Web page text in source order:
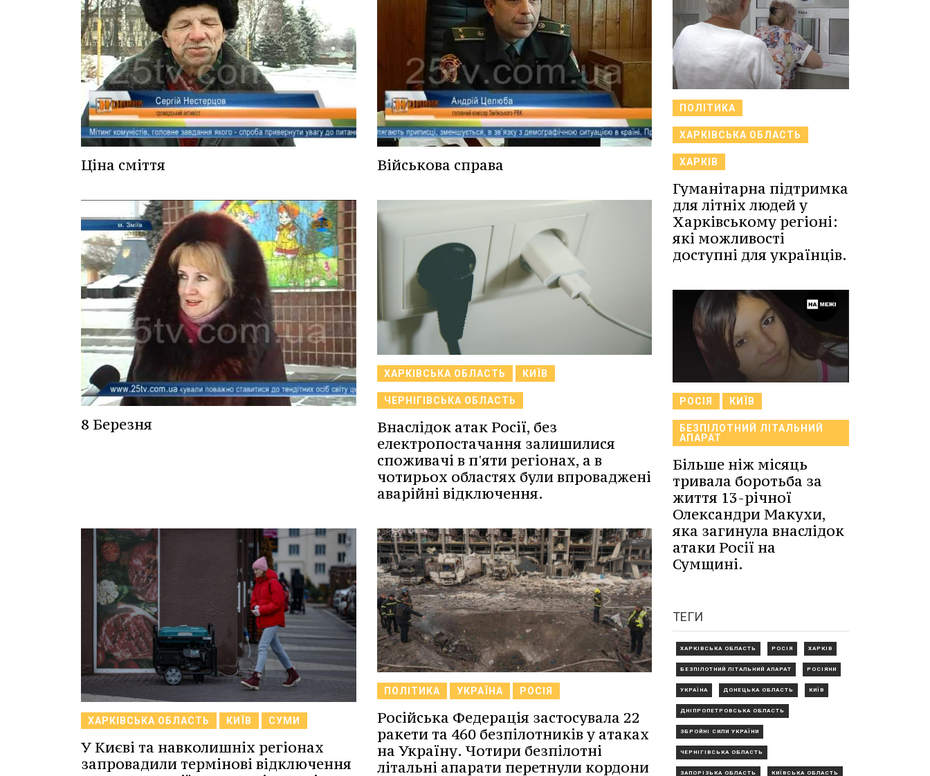
Ціна сміття Військова справа
8 Березня
ХАРКІВСЬКА ОБЛАСТЬ КИЇВ
ЧЕРНІГІВСЬКА ОБЛАСТЬ
Внаслідок атак Росії, без
електропостачання залишилися
споживачі в п'яти регіонах, а в
чотирьох областях були впроваджені
аварійні відключення.
ХАРКІВСЬКА ОБЛАСТЬ КИЇВ СУМИ
У Києві та навколишніх регіонах
запровадили термінові відключення
ПОЛІТИКА УКРАЇНА РОСІЯ
Російська Федерація застосувала 22
ракети та 460 безпілотників у атаках
на Україну. Чотири безпілотні
літальні апарати перетнули кордони
ПОЛІТИКА
ХАРКІВСЬКА ОБЛАСТЬ
ХАРКІВ
Гуманітарна підтримка
для літніх людей у
Харківському регіоні:
які можливості
доступні для українців.
РОСІЯ КИЇВ
БЕЗПІЛОТНИЙ ЛІТАЛЬНИЙ
АПАРАТ
Більше ніж місяць
тривала боротьба за
життя 13-річної
Олександри Макухи,
яка загинула внаслідок
атаки Росії на
Сумщині.
ТЕГИ
ХАРКІВСЬКА ОБЛАСТЬ РОСІЯ ХАРКІВ
БЕЗПІЛОТНИЙ ЛІТАЛЬНИЙ АПАРАТ РОСІЯНИ
УКРАЇНА ДОНЕЦЬКА ОБЛАСТЬ КИЇВ
ДНІПРОПЕТРОВСЬКА ОБЛАСТЬ
ЗБРОЙНІ СИЛИ УКРАЇНИ
ЧЕРНІГІВСЬКА ОБЛАСТЬ
ЗАПОРІЗЬКА ОБЛАСТЬ КИЇВСЬКА ОБЛАСТЬ